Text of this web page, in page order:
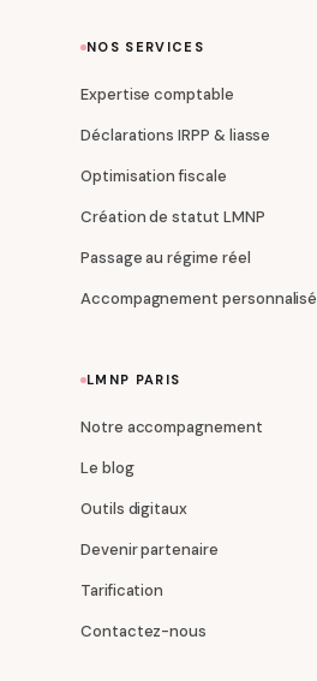
NOS SERVICES
Expertise comptable
Déclarations IRPP & liasse
Optimisation fiscale
Création de statut LMNP
Passage au régime réel
Accompagnement personnalisé
LMNP PARIS
Notre accompagnement
Le blog
Outils digitaux
Devenir partenaire
Tarification
Contactez-nous